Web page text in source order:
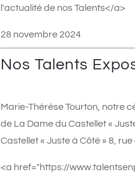
l'actualité de nos Talents</a>
28 novembre 2024
Nos Talents
Marie-Thérèse Tourton, notre
de La Dame du Castellet «
Castellet « Juste à Côté » 8,
<a href="https://